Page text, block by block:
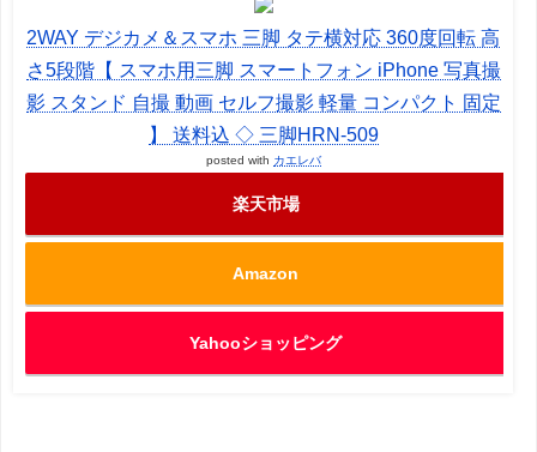
2WAY デジカメ＆スマホ 三脚 タテ横対応 360度回転 高
さ5段階【 スマホ用三脚 スマートフォン iPhone 写真撮
影 スタンド 自撮 動画 セルフ撮影 軽量 コンパクト 固定
】 送料込 ◇ 三脚HRN-509
posted with カエレバ
楽天市場
Amazon
Yahooショッピング